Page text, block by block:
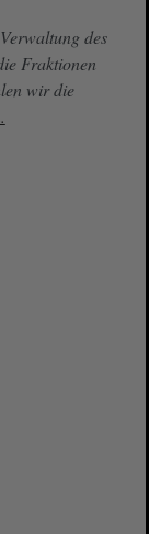
des
Fraktionen
wir die